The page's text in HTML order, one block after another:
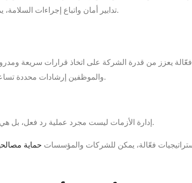
تدابير أمان واتباع إجراءات السلامة، يمكن للشركات حماية موظفيها وتقليل المخاطر الصحية والبدنية التي قد يتعرضون لها.
يعزز من قدرة الشركة على اتخاذ قرارات سريعة
والموظفين إرشادات محددة تساعدهم على التعامل مع الوضع بفعالية، مما يقلل من التردد والتخبط في اتخاذ القرارات.
إدارة الأزمات ليست مجرد عملية رد فعل، بل هي عنصر أساسي في التخطيط الاستراتيجي لأي منظمة تسعى لتحقيق النجاح المستدام.
فعّالة، يمكن للشركات والمؤسسات حماية